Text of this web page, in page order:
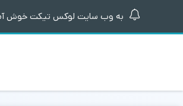
به وب سایت لوکس تیکت خوش